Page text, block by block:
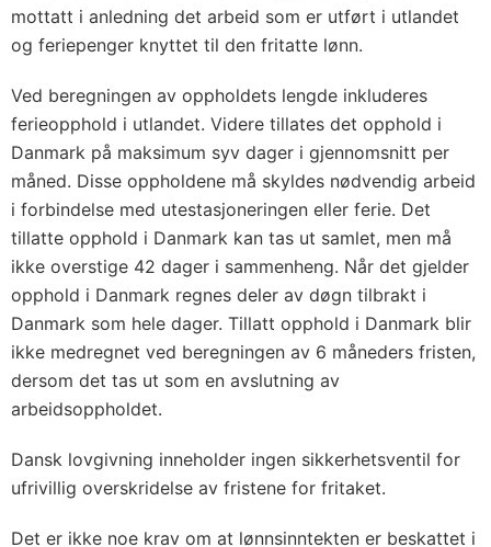
mottatt i anledning det arbeid som er utført i utlandet
og feriepenger knyttet til den fritatte lønn.
Ved beregningen av oppholdets lengde inkluderes
ferieopphold i utlandet. Videre tillates det opphold i
Danmark på maksimum syv dager i gjennomsnitt per
måned. Disse oppholdene må skyldes nødvendig arbeid
i forbindelse med utestasjoneringen eller ferie. Det
tillatte opphold i Danmark kan tas ut samlet, men må
ikke overstige 42 dager i sammenheng. Når det gjelder
opphold i Danmark regnes deler av døgn tilbrakt i
Danmark som hele dager. Tillatt opphold i Danmark blir
ikke medregnet ved beregningen av 6 måneders fristen,
dersom det tas ut som en avslutning av
arbeidsoppholdet.
Dansk lovgivning inneholder ingen sikkerhetsventil for
ufrivillig overskridelse av fristene for fritaket.
Det er ikke noe krav om at lønnsinntekten er beskattet i